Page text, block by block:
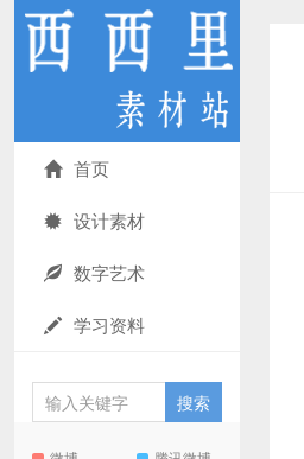
首页
设计素材
数字艺术
学习资料